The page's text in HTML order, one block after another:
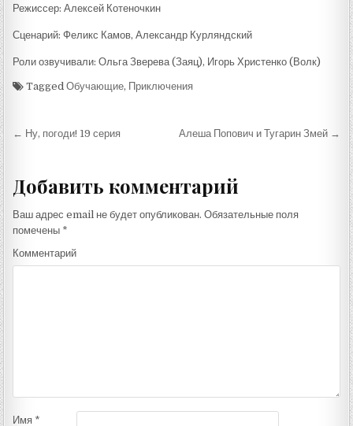
Режиссер: Алексей Котеночкин
Сценарий: Феликс Камов, Александр Курляндский
Роли озвучивали: Ольга Зверева (Заяц), Игорь Христенко (Волк)
TaggedОбучающие, Приключения
Навигация
записям
← Ну, погоди! 19 серия Алеша Попович и Тугарин Змей →
Добавить комментарий
Ваш адрес email не будет опубликован. Обязательные поля
помечены *
Комментарий
Имя *